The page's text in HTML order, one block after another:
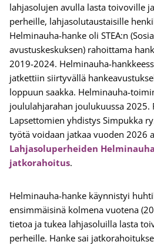
lahjasolujen avulla lasta toivoville
perheille, lahjasolutaustaisille
Helminauha-hanke oli STEA:n
avustuskeskuksen) rahoittama
2019-2024. Helminauha-
jatkettiin siirtyvällä
loppuun saakka. Helminauha-
joululahjarahan joulukuussa 2025.
Lapsettomien yhdistys Simpukka
työtä voidaan jatkaa vuoden 2026
Lahjasoluperheiden
jatkorahoitus.
Helminauha-hanke käynnistyi
ensimmäisinä kolmena vuotena
tietoa ja tukea lahjasoluilla lasta
perheille. Hanke sai